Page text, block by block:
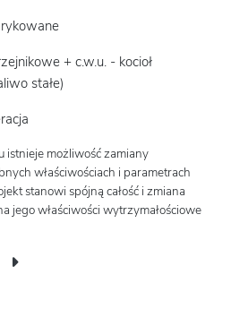
+ c.w.u. - kocioł
stałe)
istnieje możliwość zamiany
właściwościach i parametrach
stanowi spójną całość i zmiana
jego właściwości wytrzymałościowe